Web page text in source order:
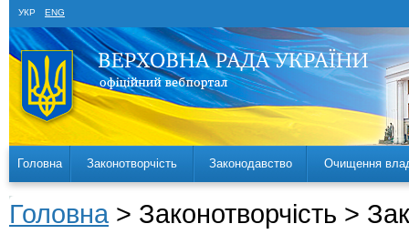
УКР ENG
Головна Законотворчість Законодавство Очищення
Головна > Законотворчість >